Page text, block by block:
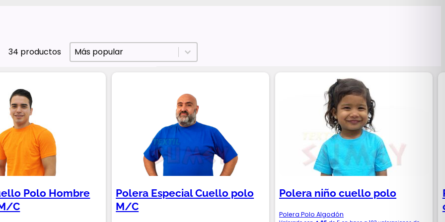
34 productos Ordenar
Sort content
Más popular
Sort content
Polo Hombre
C
Polera Especial Cuello polo
M/C
Polera niño cuello polo
Polera Polo Algodón